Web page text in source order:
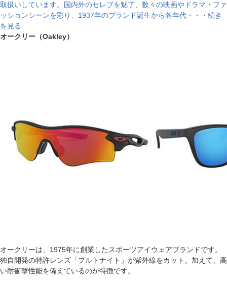
取扱いしています。国内外のセレブを魅了、数々の映画やドラマ・ファ
ッションシーンを彩り、1937年のブランド誕生から各年代・・・続き
を見る
オークリー（Oakley）
オークリーは、1975年に創業したスポーツアイウェアブランドです。
独自開発の特許レンズ「プルトナイト」が紫外線をカット。加えて、高
い耐衝撃性能を備えているのが特徴です。